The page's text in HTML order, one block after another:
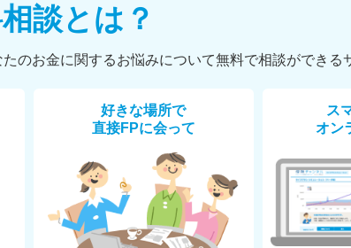
談とは？
のお金に関するお悩みについて無料で相談ができる
好きな場所で
直接FPに会って
ス
オン